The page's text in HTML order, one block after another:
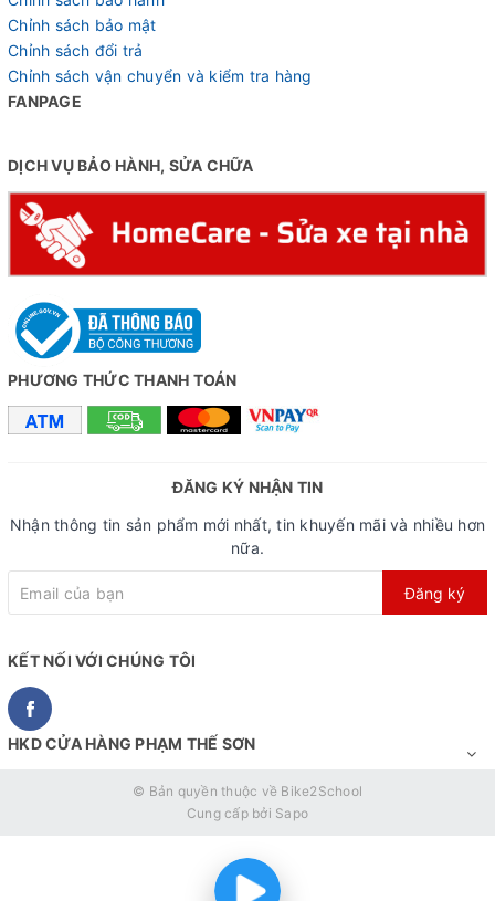
Chỉnh sách bảo mật
Chỉnh sách đổi trả
Chỉnh sách vận chuyển và kiểm tra hàng
FANPAGE
DỊCH VỤ BẢO HÀNH, SỬA CHỮA
PHƯƠNG THỨC THANH TOÁN
ĐĂNG KÝ NHẬN TIN
Nhận thông tin sản phẩm mới nhất, tin khuyến mãi và nhiều hơn
nữa.
Đăng ký
KẾT NỐI VỚI CHÚNG TÔI
HKD CỬA HÀNG PHẠM THẾ SƠN
© Bản quyền thuộc về Bike2School
Cung cấp bởi Sapo